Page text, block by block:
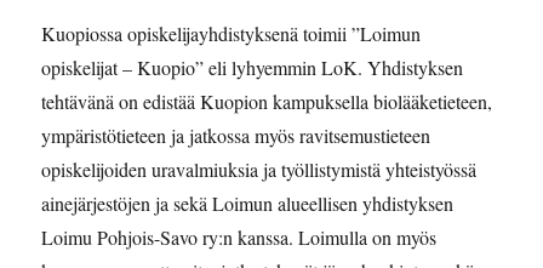
Kuopiossa opiskelijayhdistyksenä toimii ”Loimun
opiskelijat – Kuopio” eli lyhyemmin LoK. Yhdistyksen
tehtävänä on edistää Kuopion kampuksella biolääketieteen,
ympäristötieteen ja jatkossa myös ravitsemustieteen
opiskelijoiden uravalmiuksia ja työllistymistä yhteistyössä
ainejärjestöjen ja sekä Loimun alueellisen yhdistyksen
Loimu Pohjois-Savo ry:n kanssa. Loimulla on myös